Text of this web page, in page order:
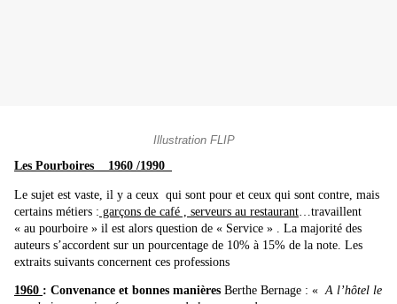
Illustration FLIP
Les Pourboires 1960 /1990
Le sujet est vaste, il y a ceux qui sont pour et ceux qui sont contre, mais
certains métiers : garçons de café , serveurs au restaurant …travaillent
« au pourboire » il est alors question de « Service » . La majorité des
auteurs s’accordent sur un pourcentage de 10% à 15% de la note. Les
extraits suivants concernent ces professions
1960 : Convenance et bonnes manières Berthe Bernage : « A l’hôtel le